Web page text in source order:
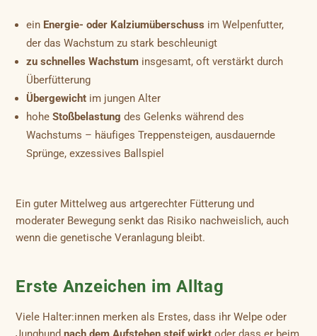
ein Energie- oder Kalziumüberschuss im Welpenfutter,
der das Wachstum zu stark beschleunigt
zu schnelles Wachstum insgesamt, oft verstärkt durch
Überfütterung
Übergewicht im jungen Alter
hoheStoßbelastung des Gelenks während des
Wachstums – häufiges Treppensteigen, ausdauernde
Sprünge, exzessives Ballspiel
Ein guter Mittelweg aus artgerechter Fütterung und
moderater Bewegung senkt das Risiko nachweislich, auch
wenn die genetische Veranlagung bleibt.
Erste Anzeichen im Alltag
Viele Halter:innen merken als Erstes, dass ihr Welpe oder